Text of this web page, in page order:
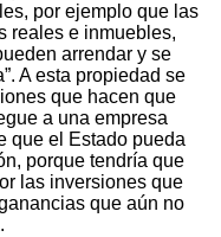
por ejemplo que las
reales e inmuebles,
arrendar y se
A esta propiedad se
que hacen que
a una empresa
que el Estado pueda
porque tendría que
las inversiones que
que aún no